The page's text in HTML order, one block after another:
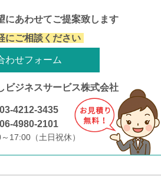
にあわせてご提案致します
にご相談ください
わせフォーム
ビジネスサービス株式会社
4212-3435
4980-2101
17:00（土日祝休）